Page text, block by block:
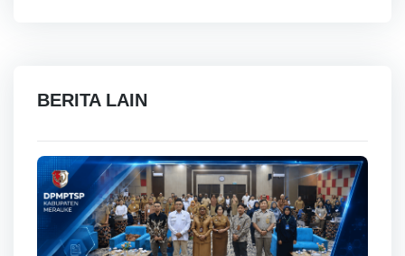
BERITA LAIN